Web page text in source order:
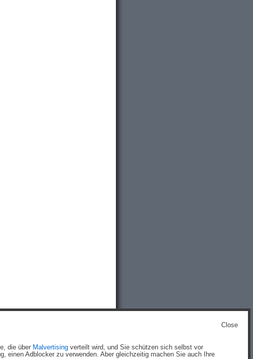
Close
die über Malvertising verteilt wird, und Sie schützen sich selbst vor
einen Adblocker zu verwenden. Aber gleichzeitig machen Sie auch Ihre